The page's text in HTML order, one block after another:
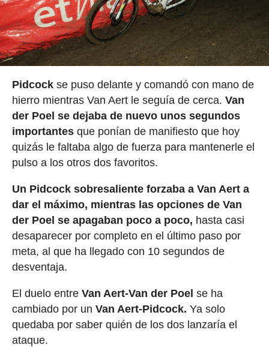
Pidcockse puso delante y comandó con mano de
hierro mientras Van Aert le seguía de cerca. Van
der Poel se dejaba de nuevo unos segundos
importantesque ponían de manifiesto que hoy
quizás le faltaba algo de fuerza para mantenerle el
pulso a los otros dos favoritos.
Un Pidcock sobresaliente forzaba a Van Aert a
dar el máximo, mientras las opciones de Van
der Poel se apagaban poco a poco, hasta casi
desaparecer por completo en el último paso por
meta, al que ha llegado con 10 segundos de
desventaja.
El duelo entre Van Aert-Van der Poel se ha
cambiado por un Van Aert-Pidcock. Ya solo
quedaba por saber quién de los dos lanzaría el
ataque.